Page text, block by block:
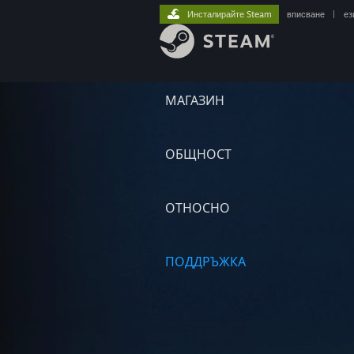
МАГАЗИН
ОБЩНОСТ
ОТНОСНО
ПОДДРЪЖКА
Инсталирайте Steam вписване